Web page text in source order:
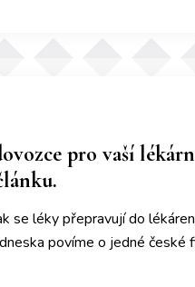
pro vaší
se léky přepravují do
povíme o jedné